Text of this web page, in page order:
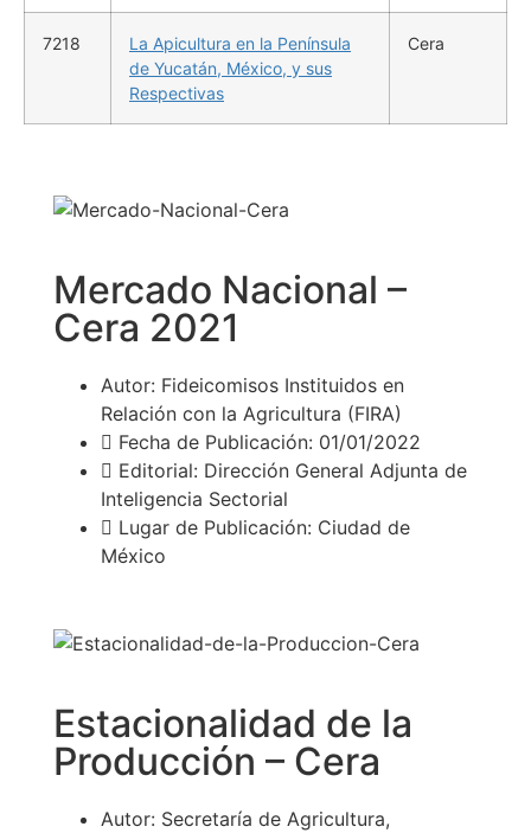
7218
La Apicultura en la Península
de Yucatán, México, y sus
Respectivas
Cera
Mercado Nacional –
Cera 2021
Autor: Fideicomisos Instituidos en
Relación con la Agricultura (FIRA)
Fecha de Publicación: 01/01/2022
Editorial: Dirección General Adjunta de
Inteligencia Sectorial
Lugar de Publicación: Ciudad de
México
Estacionalidad de la
Producción – Cera
Autor: Secretaría de Agricultura,